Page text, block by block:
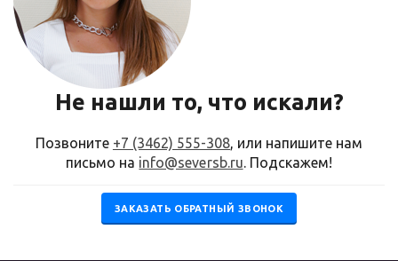
Не нашли то, что искали?
Позвоните +7 (3462) 555-308, или напишите нам
письмо на info@seversb.ru. Подскажем!
ЗАКАЗАТЬ ОБРАТНЫЙ ЗВОНОК